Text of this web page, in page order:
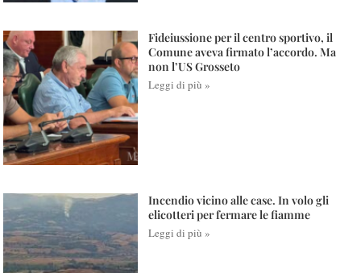
Fideiussione per il centro sportivo, il
Comune aveva firmato l’accordo. Ma
non l’US Grosseto
Leggi di più »
Incendio vicino alle case. In volo gli
elicotteri per fermare le fiamme
Leggi di più »